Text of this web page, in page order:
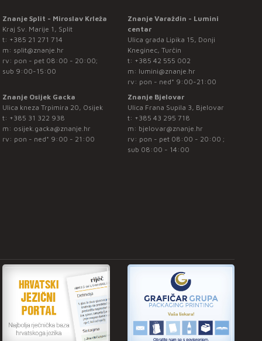
Znanje Split - Miroslav Krleža
Kraj Sv. Marije 1, Split
t: +385 21 271 714
m: split@znanje.hr
rv: pon - pet 08:00 - 20:00;
sub 9:00-15:00
Znanje Varaždin - Lumini
centar
Ulica grada Lipika 15, Donji
Kneginec, Turčin
t: +385 42 555 002
m: lumini@znanje.hr
rv: pon - ned* 9:00-21:00
Znanje Osijek Gacka
Ulica kneza Trpimira 20, Osijek
t: +385 31 322 938
m: osijek.gacka@znanje.hr
rv: pon - ned* 9:00 - 21:00
Znanje Bjelovar
Ulica Frana Supila 3, Bjelovar
t: +385 43 295 718
m: bjelovar@znanje.hr
rv: pon - pet 08:00 - 20:00 ;
sub 08:00 - 14:00